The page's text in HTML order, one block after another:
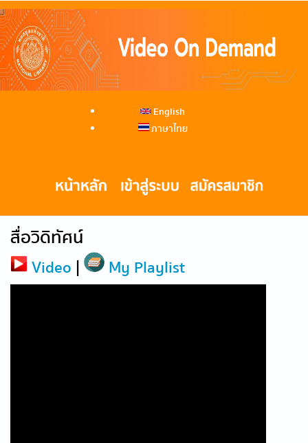
English
ภาษาไทย
สื่อวิดิทัศน์
Video | My Playlist